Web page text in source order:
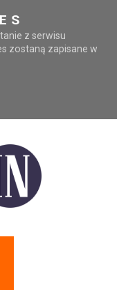
z serwisu
zostaną zapisane w